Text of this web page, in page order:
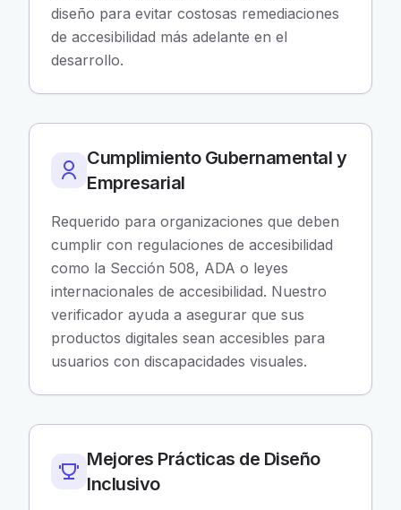
diseño para evitar costosas remediaciones
de accesibilidad más adelante en el
desarrollo.
Cumplimiento Gubernamental y
Empresarial
Requerido para organizaciones que deben
cumplir con regulaciones de accesibilidad
como la Sección 508, ADA o leyes
internacionales de accesibilidad. Nuestro
verificador ayuda a asegurar que sus
productos digitales sean accesibles para
usuarios con discapacidades visuales.
Mejores Prácticas de Diseño
Inclusivo